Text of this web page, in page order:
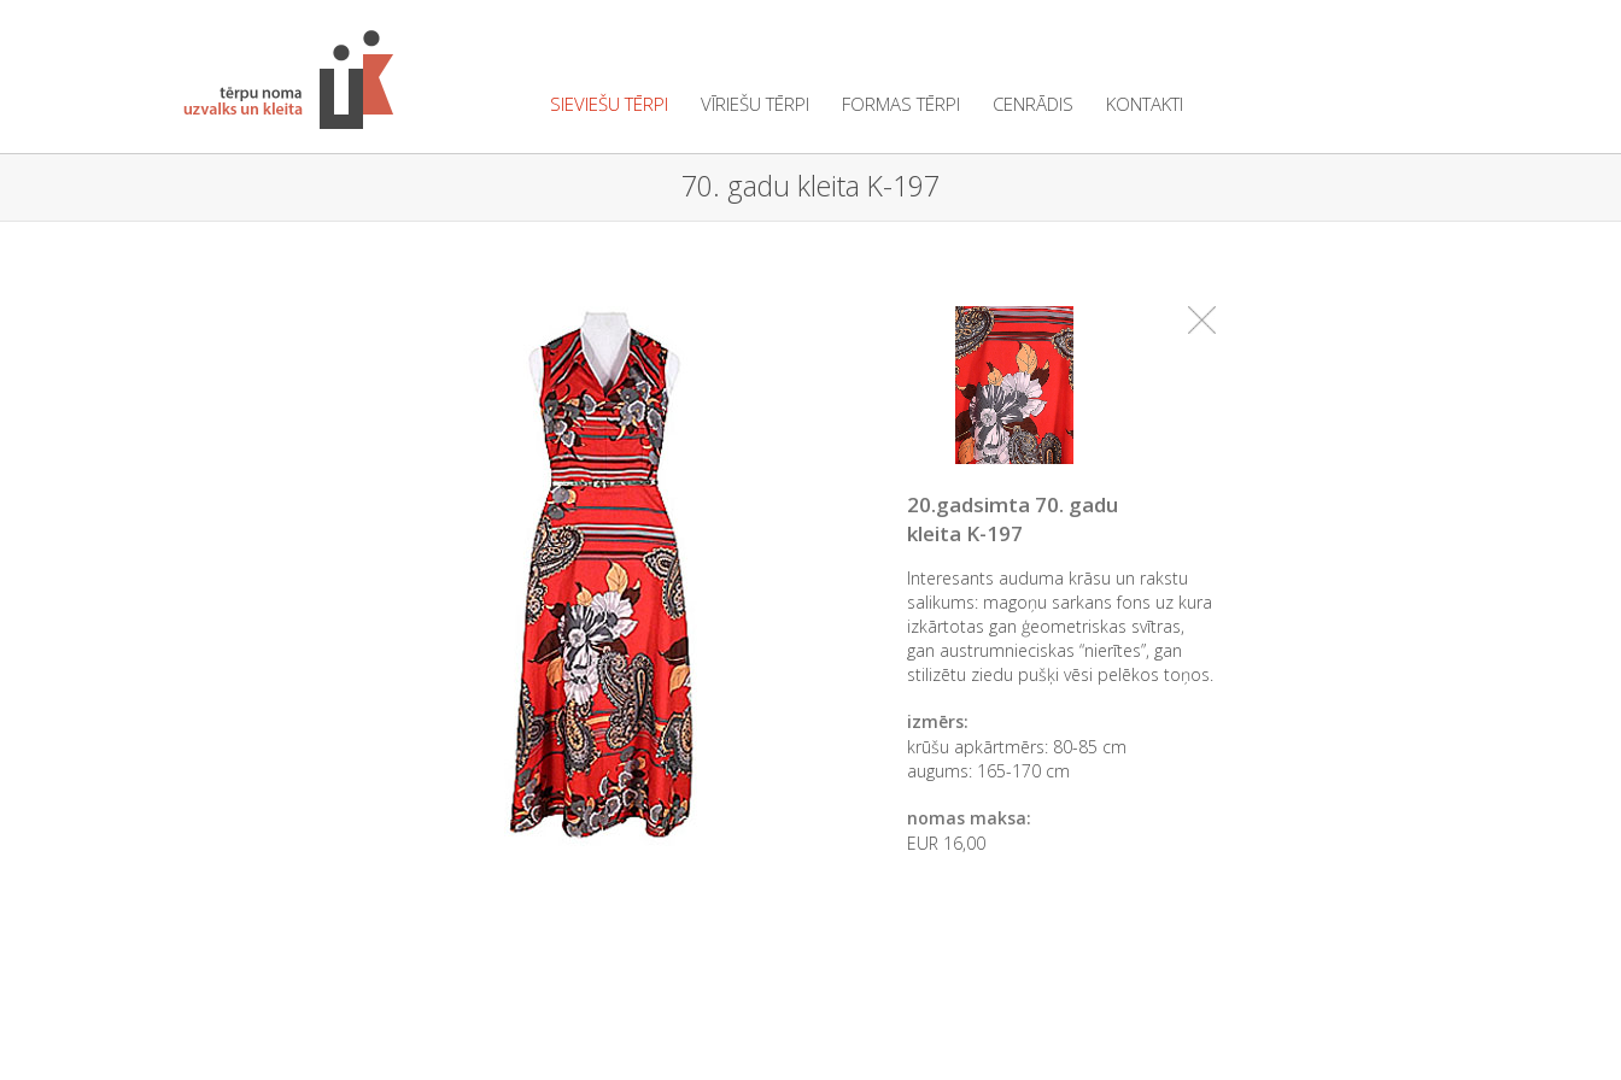
SIEVIEŠU TĒRPI VĪRIEŠU TĒRPI FORMAS TĒRPI CENRĀDIS KONTAKTI
70. gadu kleita K-197
20.gadsimta 70. gadu
kleita K-197
Interesants auduma krāsu un rakstu
salikums: magoņu sarkans fons uz kura
izkārtotas gan ģeometriskas svītras,
gan austrumnieciskas “nierītes”, gan
stilizētu ziedu pušķi vēsi pelēkos toņos.
izmērs:
krūšu apkārtmērs: 80-85 cm
augums: 165-170 cm
nomas maksa:
EUR 16,00